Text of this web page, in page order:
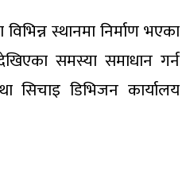
स्थानमा निर्माण भएका
समस्या समाधान गर्न
सिचाइ डिभिजन कार्यालय